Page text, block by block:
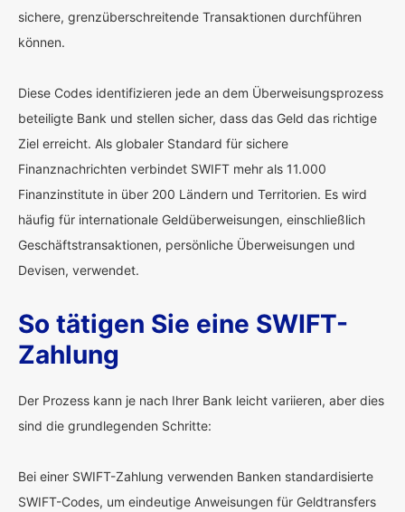
sichere, grenzüberschreitende Transaktionen durchführen
können.
Diese Codes identifizieren jede an dem Überweisungsprozess
beteiligte Bank und stellen sicher, dass das Geld das richtige
Ziel erreicht. Als globaler Standard für sichere
Finanznachrichten verbindet SWIFT mehr als 11.000
Finanzinstitute in über 200 Ländern und Territorien. Es wird
häufig für internationale Geldüberweisungen, einschließlich
Geschäftstransaktionen, persönliche Überweisungen und
Devisen, verwendet.
So tätigen Sie eine SWIFT-
Zahlung
Der Prozess kann je nach Ihrer Bank leicht variieren, aber dies
sind die grundlegenden Schritte:
Bei einer SWIFT-Zahlung verwenden Banken standardisierte
SWIFT-Codes, um eindeutige Anweisungen für Geldtransfers